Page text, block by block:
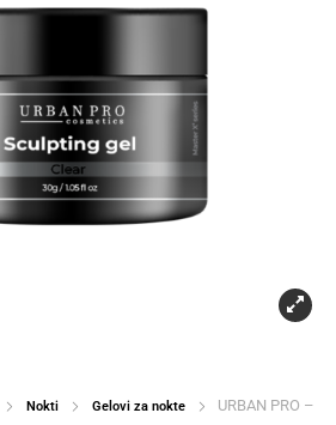
Nokti Gelovi za nokte
URBAN PRO –